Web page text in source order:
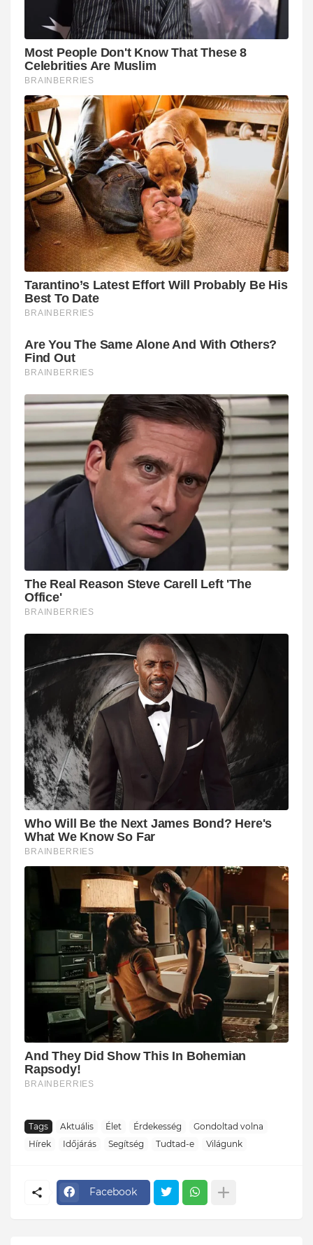
Tags Aktuális Élet Érdekesség
Gondoltad volna
Hírek
Időjárás Segítség Tudtad-e Világunk
Facebook